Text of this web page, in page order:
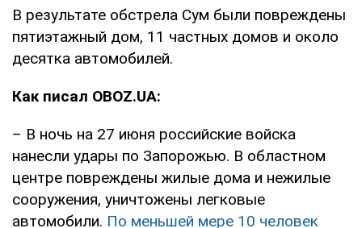
В результате обстрела Сум были повреждены
пятиэтажный дом, 11 частных домов и около
десятка автомобилей.
Как писал OBOZ.UA:
– В ночь на 27 июня российские войска
нанесли удары по Запорожью. В областном
центре повреждены жилые дома и нежилые
сооружения, уничтожены легковые
автомобили. По меньшей мере 10 человек